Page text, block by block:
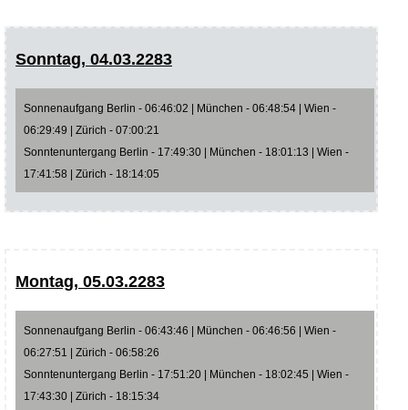
Sonntag, 04.03.2283
Sonnenaufgang Berlin - 06:46:02 | München - 06:48:54 | Wien -
06:29:49 | Zürich - 07:00:21
Sonntenuntergang Berlin - 17:49:30 | München - 18:01:13 | Wien -
17:41:58 | Zürich - 18:14:05
Montag, 05.03.2283
Sonnenaufgang Berlin - 06:43:46 | München - 06:46:56 | Wien -
06:27:51 | Zürich - 06:58:26
Sonntenuntergang Berlin - 17:51:20 | München - 18:02:45 | Wien -
17:43:30 | Zürich - 18:15:34